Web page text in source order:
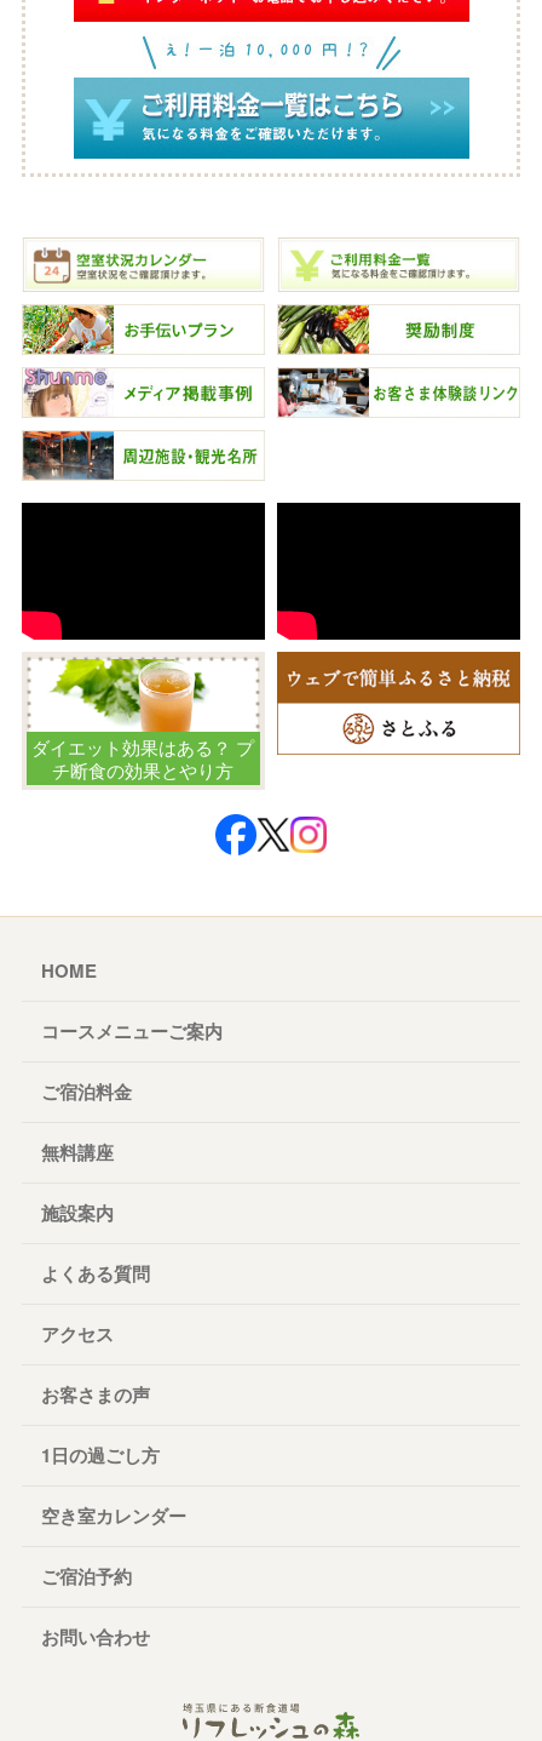
ダイエット効果はある？ プ
チ断食の効果とやり方
HOME
コースメニューご案内
ご宿泊料金
無料講座
施設案内
よくある質問
アクセス
お客さまの声
1日の過ごし方
空き室カレンダー
ご宿泊予約
お問い合わせ